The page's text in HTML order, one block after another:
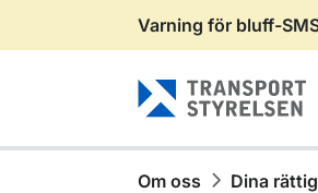
Gå till sidans innehåll
Varning för bluff-
Om oss Dina